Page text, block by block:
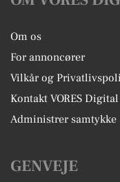
Om os
For annoncører
Vilkår og
Kontakt VORES Digital
Administrer samtykke
GENVEJE